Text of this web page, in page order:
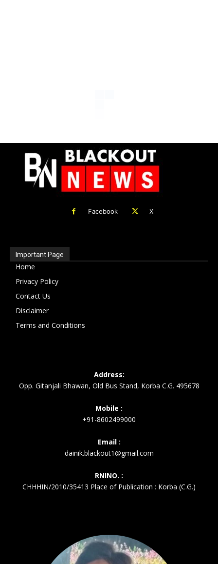
Facebook X
Important Page
Home
Privacy Policy
Contact Us
Disclaimer
Terms and Conditions
Address:
Opp. Gitanjali Bhawan, Old Bus Stand, Korba C.G. 495678
Mobile :
+91-8602499000
Email :
dainik.blackout1@gmail.com
RNINO. :
CHHHIN/2010/35413 Place of Publication : Korba (C.G.)